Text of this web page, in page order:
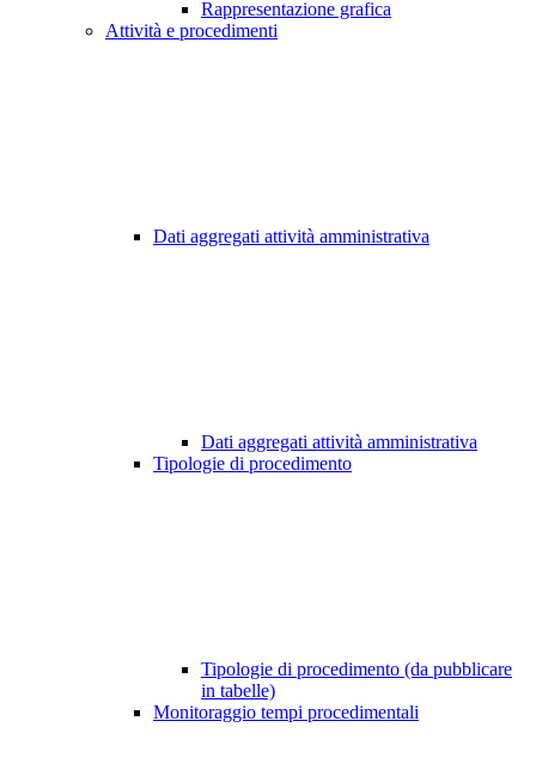
Rappresentazione grafica
Attività e procedimenti
Dati aggregati attività amministrativa
Dati aggregati attività amministrativa
Tipologie di procedimento
Tipologie di procedimento (da pubblicare
in tabelle)
Monitoraggio tempi procedimentali